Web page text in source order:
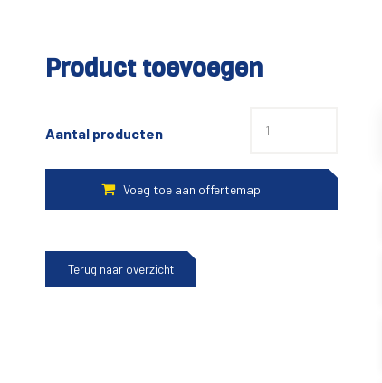
Product toevoegen
Aantal producten
Terug naar overzicht